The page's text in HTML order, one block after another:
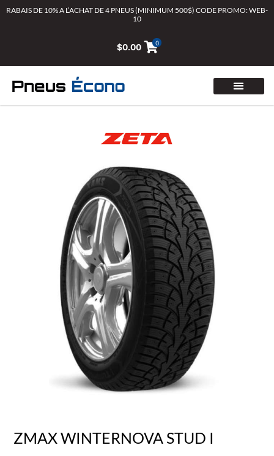
AllerRABAIS DE 10% A L’ACHAT DE 4 PNEUS (MINIMUM 500$) CODE PROMO: WEB-
10
$0.00 0
ZMAX WINTERNOVA STUD I